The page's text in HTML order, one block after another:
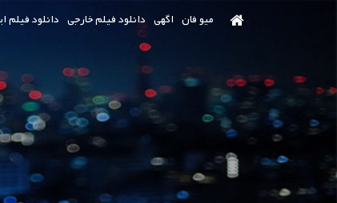
میو فان اگهی دانلود فیلم خارجی دانلود فیلم